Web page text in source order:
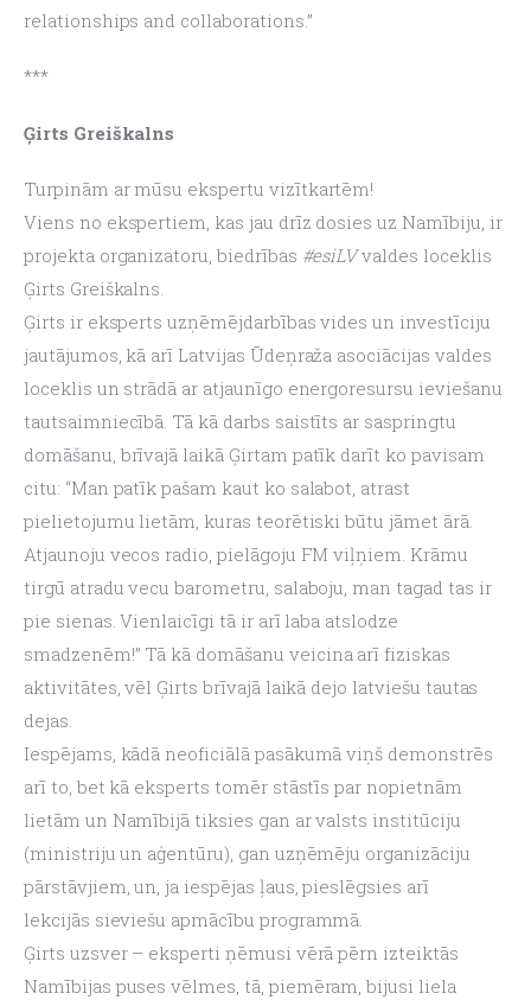
relationships and collaborations.”
***
Ģirts Greiškalns
Turpinām ar mūsu ekspertu vizītkartēm!
Viens no ekspertiem, kas jau drīz dosies uz Namībiju, ir
projekta organizatoru, biedrības #esiLV valdes loceklis
Ģirts Greiškalns.
Ģirts ir eksperts uzņēmējdarbības vides un investīciju
jautājumos, kā arī Latvijas Ūdeņraža asociācijas valdes
loceklis un strādā ar atjaunīgo energoresursu ieviešanu
tautsaimniecībā. Tā kā darbs saistīts ar saspringtu
domāšanu, brīvajā laikā Ģirtam patīk darīt ko pavisam
citu: “Man patīk pašam kaut ko salabot, atrast
pielietojumu lietām, kuras teorētiski būtu jāmet ārā.
Atjaunoju vecos radio, pielāgoju FM viļņiem. Krāmu
tirgū atradu vecu barometru, salaboju, man tagad tas ir
pie sienas. Vienlaicīgi tā ir arī laba atslodze
smadzenēm!” Tā kā domāšanu veicina arī fiziskas
aktivitātes, vēl Ģirts brīvajā laikā dejo latviešu tautas
dejas.
Iespējams, kādā neoficiālā pasākumā viņš demonstrēs
arī to, bet kā eksperts tomēr stāstīs par nopietnām
lietām un Namībijā tiksies gan ar valsts institūciju
(ministriju un aģentūru), gan uzņēmēju organizāciju
pārstāvjiem, un, ja iespējas ļaus, pieslēgsies arī
lekcijās sieviešu apmācību programmā.
Ģirts uzsver – eksperti ņēmusi vērā pērn izteiktās
Namībijas puses vēlmes, tā, piemēram, bijusi liela